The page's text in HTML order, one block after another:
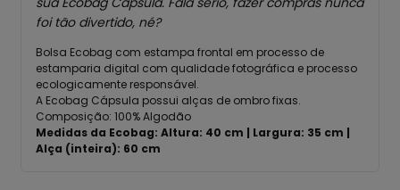
foi tão divertido, né?
Bolsa Ecobag com estampa frontal em processo de
estamparia digital com qualidade fotográfica e processo
ecologicamente responsável.
A Ecobag Cápsula possui alças de ombro fixas.
Composição: 100% Algodão
Medidas da Ecobag: Altura: 40 cm | Largura: 35 cm |
Alça (inteira): 60 cm